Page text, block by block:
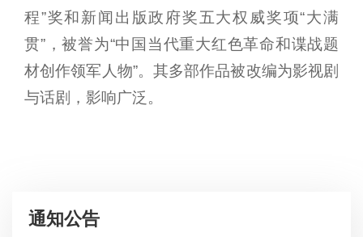
程”奖和新闻出版政府奖五大权威奖项“大满
贯”，被誉为“中国当代重大红色革命和谍战题
材创作领军人物”。其多部作品被改编为影视剧
与话剧，影响广泛。
通知公告